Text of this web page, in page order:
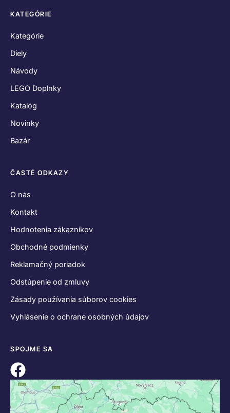
KATEGÓRIE
Kategórie
Diely
Návody
LEGO Doplnky
Katalóg
Novinky
Bazár
ČASTÉ ODKAZY
O nás
Kontakt
Hodnotenia zákazníkov
Obchodné podmienky
Reklamačný poriadok
Odstúpenie od zmluvy
Zásady používania súborov cookies
Vyhlásenie o ochrane osobných údajov
SPOJME SA